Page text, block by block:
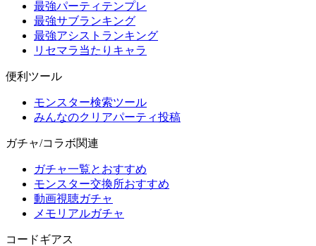
最強パーティテンプレ
最強サブランキング
最強アシストランキング
リセマラ当たりキャラ
便利ツール
モンスター検索ツール
みんなのクリアパーティ投稿
ガチャ/コラボ関連
ガチャ一覧とおすすめ
モンスター交換所おすすめ
動画視聴ガチャ
メモリアルガチャ
コードギアス